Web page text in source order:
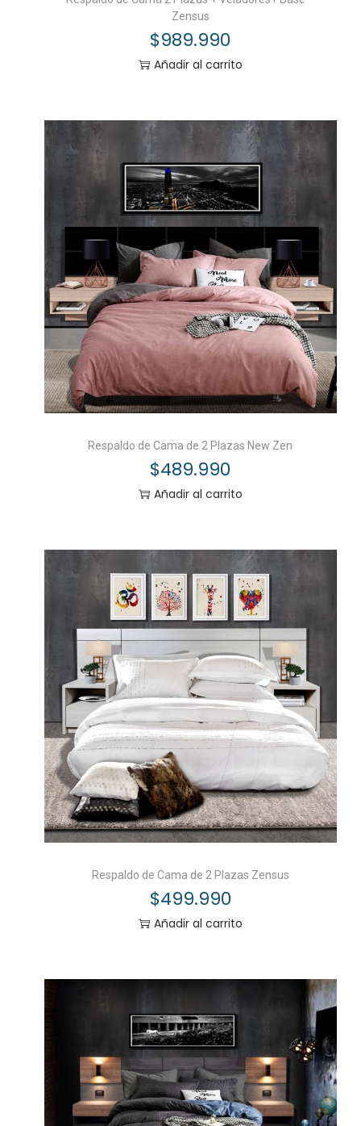
Zensus
$989.990
Añadir al carrito
Respaldo de Cama de 2 Plazas New Zen
$489.990
Añadir al carrito
Respaldo de Cama de 2 Plazas Zensus
$499.990
Añadir al carrito